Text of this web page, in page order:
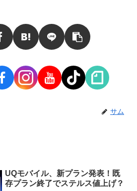
サム
UQモバイル、新プラン発表！既
存プラン終了でステルス値上げ？